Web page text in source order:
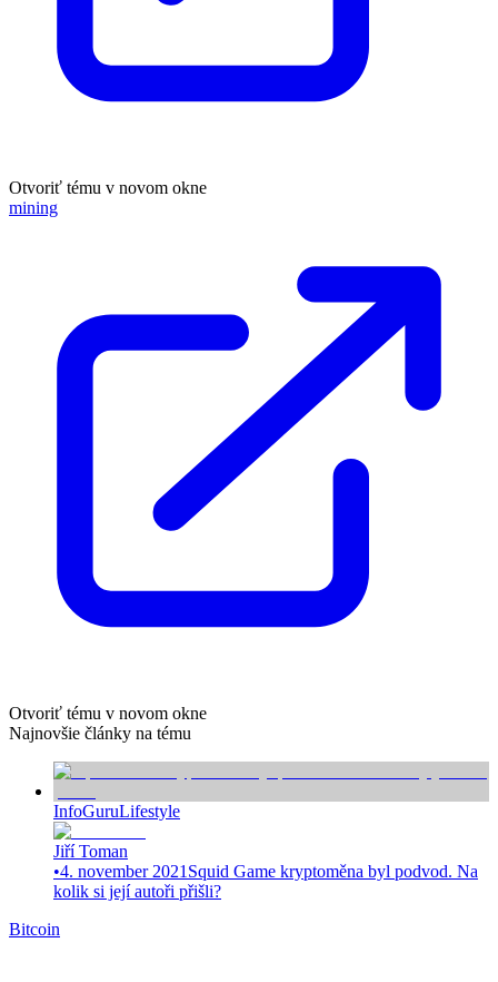
Otvoriť tému v novom okne
mining
Otvoriť tému v novom okne
Najnovšie články na tému
InfoGuruLifestyle
Jiří Toman
•4. november 2021 Squid Game kryptoměna byl podvod. Na
kolik si její autoři přišli?
Bitcoin